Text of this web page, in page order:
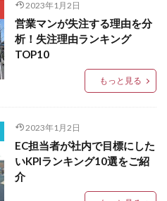
2023年1月2日
営業マンが失注する理由を分
析！失注理由ランキング
TOP10
もっと見る
2023年1月2日
EC担当者が社内で目標にした
いKPIランキング10選をご紹
介